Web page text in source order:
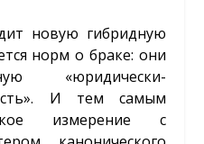
новую гибридную
норм о браке: они
«юридически-
И тем самым
измерение с